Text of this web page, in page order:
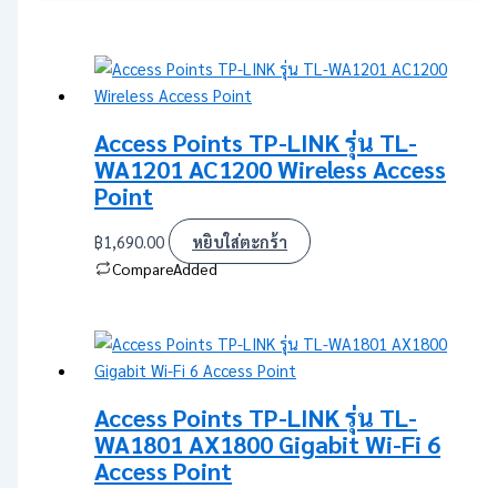
Access Points TP-LINK รุ่น TL-
WA1201 AC1200 Wireless Access
Point
฿1,690.00 หยิบใส่ตะกร้า
CompareAdded
Access Points TP-LINK รุ่น TL-
WA1801 AX1800 Gigabit Wi-Fi 6
Access Point